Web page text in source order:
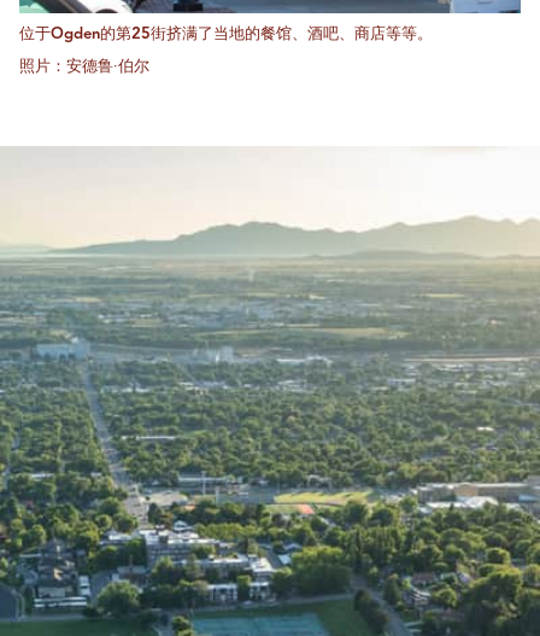
位于Ogden的第25街挤满了当地的餐馆、酒吧、商店等等。
照片：安德鲁·伯尔